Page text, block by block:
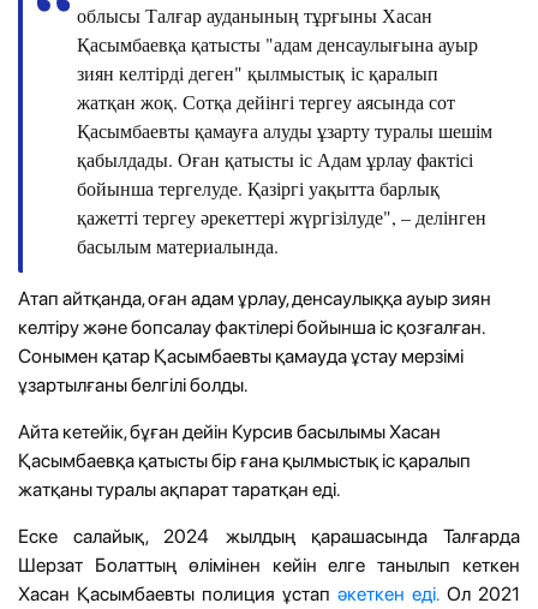
облысы Талғар ауданының тұрғыны Хасан
Қасымбаевқа қатысты "адам денсаулығына ауыр
зиян келтірді деген" қылмыстық іс қаралып
жатқан жоқ. Сотқа дейінгі тергеу аясында сот
Қасымбаевты қамауға алуды ұзарту туралы шешім
қабылдады. Оған қатысты іс Адам ұрлау фактісі
бойынша тергелуде. Қазіргі уақытта барлық
қажетті тергеу әрекеттері жүргізілуде", – делінген
басылым материалында.
Атап айтқанда, оған адам ұрлау, денсаулыққа ауыр зиян
келтіру және бопсалау фактілері бойынша іс қозғалған.
Сонымен қатар Қасымбаевты қамауда ұстау мерзімі
ұзартылғаны белгілі болды.
Айта кетейік, бұған дейін Курсив басылымы Хасан
Қасымбаевқа қатыстыбір ғана қылмыстық іс қаралып
жатқаны туралыақпарат таратқан еді.
Еске салайық, 2024 жылдың қарашасында Талғарда
Шерзат Болаттың өлімінен кейін елге танылып кеткен
Хасан Қасымбаевты полиция ұстап әкеткен еді. Ол 2021